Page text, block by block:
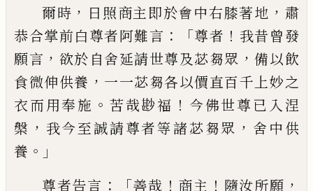
爾時 ， 日照商主即於會中右膝著地 ， 肅
恭合掌前白尊者阿難言 ：「尊者 ！ 我昔曾發
願言 ， 欲於自舍延請世尊及苾芻眾 ，備以飲
食微伸供養 ， 一一苾芻各以價直百千上妙之
衣而用奉施 。 苦哉尠福 ！ 今佛世尊已入涅
槃 ， 我今至誠請尊者等諸苾芻眾 ， 舍中供
養 。」
尊者告言 ：「善哉 ！ 商主 ！ 隨汝所願 ，